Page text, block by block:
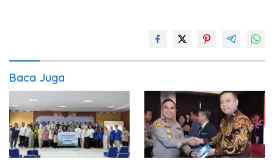
Baca Juga